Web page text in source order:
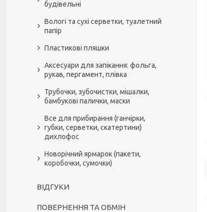
будівельні
Вологі та сухі серветки, туалетний
папір
Пластикові пляшки
Аксесуари для запікання: фольга,
рукав, пергамент, плівка
Трубочки, зубочистки, мішалки,
бамбукові палички, маски
Все для прибирання (ганчірки,
губки, серветки, скатертини)
дихлофос
Новорічний ярмарок (пакети,
коробочки, сумочки)
ВІДГУКИ
ПОВЕРНЕННЯ ТА ОБМІН